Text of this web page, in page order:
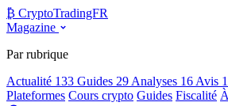
₿ CryptoTradingFR
Magazine
Par rubrique
Actualité 133 Guides 29 Analyses 16 Avis
Plateformes Cours crypto Guides Fiscalité